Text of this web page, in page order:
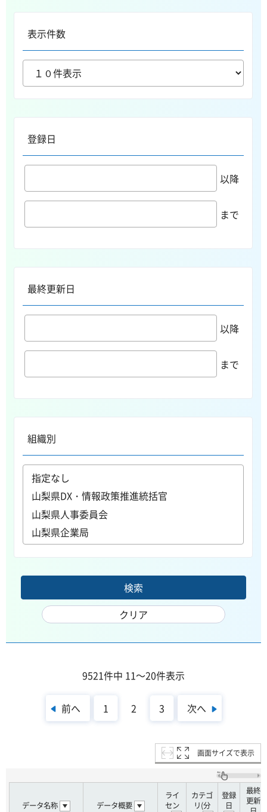
表示件数
登録日
以降
まで
最終更新日
以降
まで
組織別
9521件中 11～20件表示
前へ 1 2 3 次へ
画面サイズで表示
データ名称 データ概要
ライ
セン
カテゴ
リ(分
登録
日
最終
更新